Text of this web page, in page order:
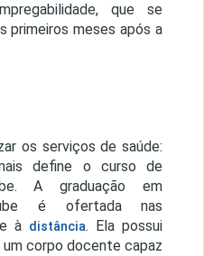
que se
primeiros meses após a
os serviços de saúde:
define o curso de
A graduação em
é ofertada nas
e à distância. Ela possui
corpo docente capaz